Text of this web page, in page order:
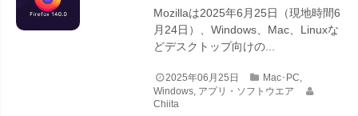
Mozillaは2025年6月25日（現地時間6
月24日）、Windows、Mac、Linuxな
どデスクトップ向けの...
2025年06月25日 Mac･PC,
Windows, アプリ・ソフトウエア
Chiita